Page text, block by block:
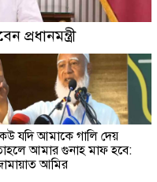
প্রধানমন্ত্রী
যদি আমাকে গালি দেয়
আমার গুনাহ মাফ হবে:
আমির